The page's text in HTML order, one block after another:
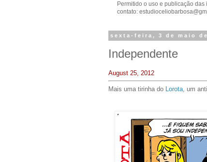
Permitido o uso e publicação
contato:
sexta-feira, 3 de maio de
Independente
August 25, 2012
Mais uma tirinha do Lorota , um